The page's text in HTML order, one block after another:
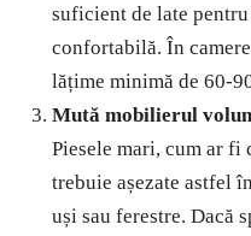
suficient de late
confortabilă. În
lățime minimă de 60-
Mută mobilierul
Piesele mari, cum ar fi
trebuie așezate astfel
uși sau ferestre. Dacă